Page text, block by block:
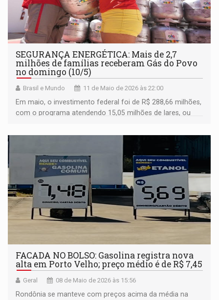
SEGURANÇA ENERGÉTICA: Mais de 2,7
milhões de famílias receberam Gás do Povo
no domingo (10/5)
Brasil e Mundo 11 de Maio de 2026 às 22:00
Em maio, o investimento federal foi de R$ 288,66 milhões,
com o programa atendendo 15,05 milhões de lares, ou
todos os municípios do país
FACADA NO BOLSO: Gasolina registra nova
alta em Porto Velho; preço médio é de R$ 7,45
Geral 08 de Maio de 2026 às 15:56
Rondônia se manteve com preços acima da média na